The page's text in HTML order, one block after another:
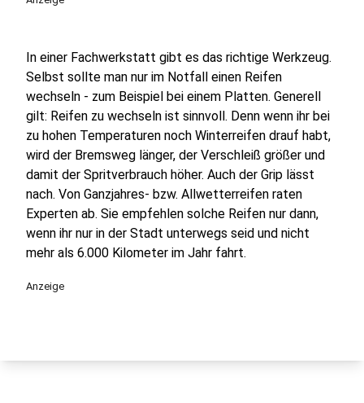
In einer Fachwerkstatt gibt es das richtige Werkzeug.
Selbst sollte man nur im Notfall einen Reifen
wechseln - zum Beispiel bei einem Platten. Generell
gilt: Reifen zu wechseln ist sinnvoll. Denn wenn ihr bei
zu hohen Temperaturen noch Winterreifen drauf habt,
wird der Bremsweg länger, der Verschleiß größer und
damit der Spritverbrauch höher. Auch der Grip lässt
nach. Von Ganzjahres- bzw. Allwetterreifen raten
Experten ab. Sie empfehlen solche Reifen nur dann,
wenn ihr nur in der Stadt unterwegs seid und nicht
mehr als 6.000 Kilometer im Jahr fahrt.
Anzeige